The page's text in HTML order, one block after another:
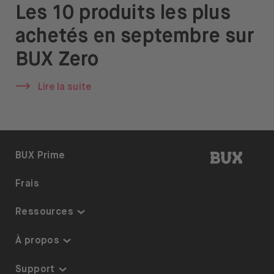
Les 10 produits les plus
achetés en septembre sur
BUX Zero
Lire la suite
BUX |
BUX Prime
Frais
Ressources
Centre de connaissances
À propos
Sécurité et garanties
Support